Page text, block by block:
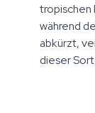
tropischen
während
abkürzt,
dieser